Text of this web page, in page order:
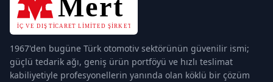
1967'den bugüne Türk otomotiv sektörünün güvenilir ismi;
güçlü tedarik ağı, geniş ürün portföyü ve hızlı teslimat
kabiliyetiyle profesyonellerin yanında olan köklü bir çözüm